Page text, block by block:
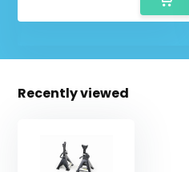
Recently viewed